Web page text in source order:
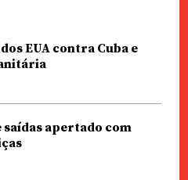
EUA contra Cuba e
apertado com